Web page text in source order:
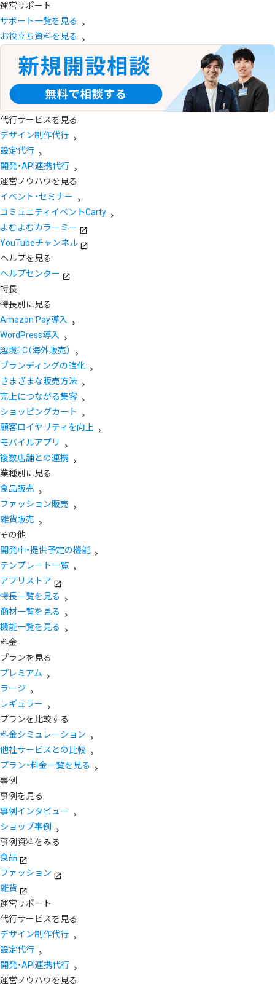
運営サポート
サポート一覧を見る
お役立ち資料を見る
代行サービスを見る
デザイン制作代行
設定代行
開発・API連携代行
運営ノウハウを見る
イベント・セミナー
コミュニティイベントCarty
よむよむカラーミー
YouTubeチャンネル
ヘルプを見る
ヘルプセンター
特長
特長別に見る
Amazon Pay導入
WordPress導入
越境EC（海外販売）
ブランディングの強化
さまざまな販売方法
売上につながる集客
ショッピングカート
顧客ロイヤリティを向上
モバイルアプリ
複数店舗との連携
業種別に見る
食品販売
ファッション販売
雑貨販売
その他
開発中・提供予定の機能
テンプレート一覧
アプリストア
特長一覧を見る
商材一覧を見る
機能一覧を見る
料金
プランを見る
プレミアム
ラージ
レギュラー
プランを比較する
料金シミュレーション
他社サービスとの比較
プラン・料金一覧を見る
事例
事例を見る
事例インタビュー
ショップ事例
事例資料をみる
食品
ファッション
雑貨
運営サポート
代行サービスを見る
デザイン制作代行
設定代行
開発・API連携代行
運営ノウハウを見る